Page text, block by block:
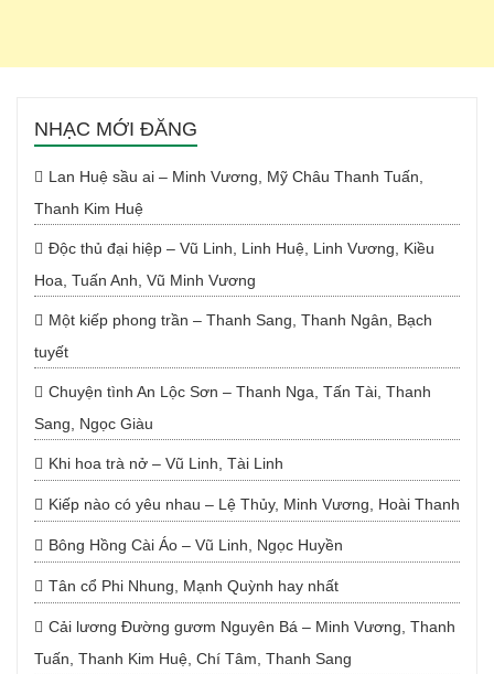
NHẠC MỚI ĐĂNG
Lan Huệ sầu ai – Minh Vương, Mỹ Châu Thanh Tuấn,
Thanh Kim Huệ
Độc thủ đại hiệp – Vũ Linh, Linh Huệ, Linh Vương, Kiều
Hoa, Tuấn Anh, Vũ Minh Vương
Một kiếp phong trần – Thanh Sang, Thanh Ngân, Bạch
tuyết
Chuyện tình An Lộc Sơn – Thanh Nga, Tấn Tài, Thanh
Sang, Ngọc Giàu
Khi hoa trà nở – Vũ Linh, Tài Linh
Kiếp nào có yêu nhau – Lệ Thủy, Minh Vương, Hoài Thanh
Bông Hồng Cài Áo – Vũ Linh, Ngọc Huyền
Tân cổ Phi Nhung, Mạnh Quỳnh hay nhất
Cải lương Đường gươm Nguyên Bá – Minh Vương, Thanh
Tuấn, Thanh Kim Huệ, Chí Tâm, Thanh Sang